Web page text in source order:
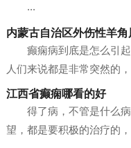
...
内蒙古自治区外伤性羊
癫痫病到底是怎么引
人们来说都是非常突然的
江西省癫痫哪看的好
得了病，不管是什么
望，都是要积极的治疗的